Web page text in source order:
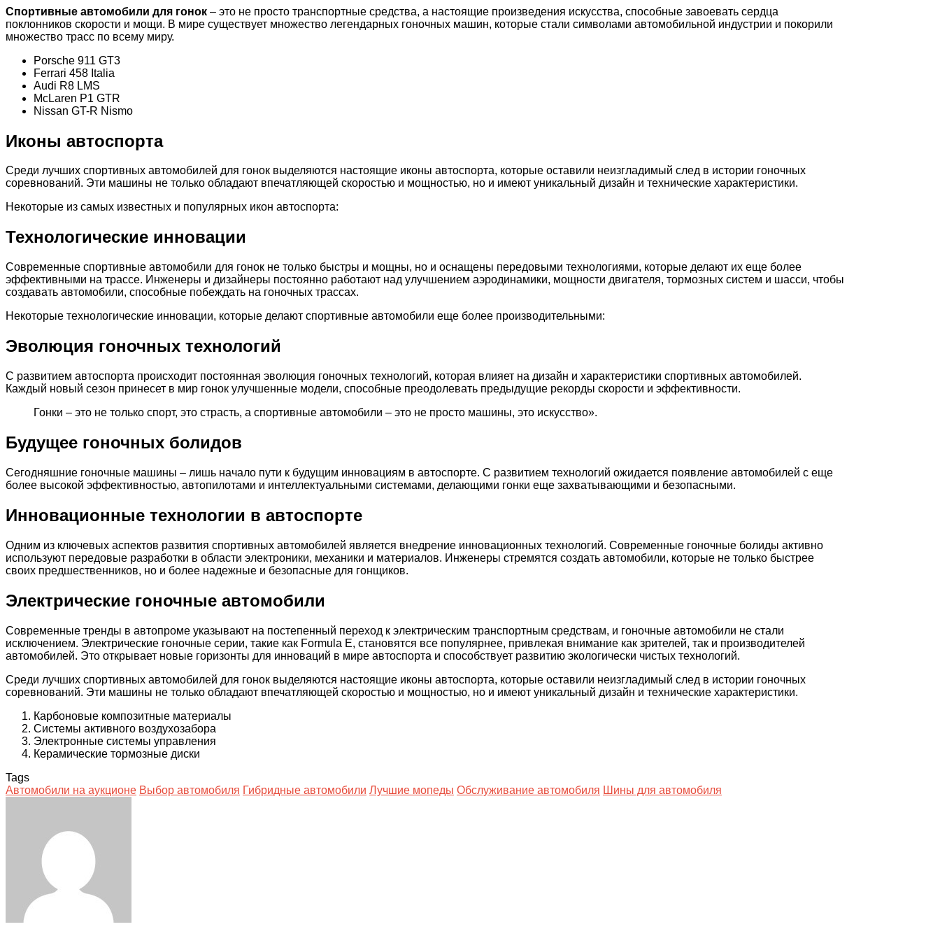
Спортивные автомобили для гонок – это не просто транспортные средства, а настоящие произведения искусства, способные завоевать сердца
поклонников скорости и мощи. В мире существует множество легендарных гоночных машин, которые стали символами автомобильной индустрии и покорили
множество трасс по всему миру.
Porsche 911 GT3
Ferrari 458 Italia
Audi R8 LMS
McLaren P1 GTR
Nissan GT-R Nismo
Иконы автоспорта
Среди лучших спортивных автомобилей для гонок выделяются настоящие иконы автоспорта, которые оставили неизгладимый след в истории гоночных
соревнований. Эти машины не только обладают впечатляющей скоростью и мощностью, но и имеют уникальный дизайн и технические характеристики.
Некоторые из самых известных и популярных икон автоспорта:
Технологические инновации
Современные спортивные автомобили для гонок не только быстры и мощны, но и оснащены передовыми технологиями, которые делают их еще более
эффективными на трассе. Инженеры и дизайнеры постоянно работают над улучшением аэродинамики, мощности двигателя, тормозных систем и шасси, чтобы
создавать автомобили, способные побеждать на гоночных трассах.
Некоторые технологические инновации, которые делают спортивные автомобили еще более производительными:
Эволюция гоночных технологий
С развитием автоспорта происходит постоянная эволюция гоночных технологий, которая влияет на дизайн и характеристики спортивных автомобилей.
Каждый новый сезон принесет в мир гонок улучшенные модели, способные преодолевать предыдущие рекорды скорости и эффективности.
Гонки – это не только спорт, это страсть, а спортивные автомобили – это не просто машины, это искусство».
Будущее гоночных болидов
Сегодняшние гоночные машины – лишь начало пути к будущим инновациям в автоспорте. С развитием технологий ожидается появление автомобилей с еще
более высокой эффективностью, автопилотами и интеллектуальными системами, делающими гонки еще захватывающими и безопасными.
Инновационные технологии в автоспорте
Одним из ключевых аспектов развития спортивных автомобилей является внедрение инновационных технологий. Современные гоночные болиды активно
используют передовые разработки в области электроники, механики и материалов. Инженеры стремятся создать автомобили, которые не только быстрее
своих предшественников, но и более надежные и безопасные для гонщиков.
Электрические гоночные автомобили
Современные тренды в автопроме указывают на постепенный переход к электрическим транспортным средствам, и гоночные автомобили не стали
исключением. Электрические гоночные серии, такие как Formula E, становятся все популярнее, привлекая внимание как зрителей, так и производителей
автомобилей. Это открывает новые горизонты для инноваций в мире автоспорта и способствует развитию экологически чистых технологий.
Среди лучших спортивных автомобилей для гонок выделяются настоящие иконы автоспорта, которые оставили неизгладимый след в истории гоночных
соревнований. Эти машины не только обладают впечатляющей скоростью и мощностью, но и имеют уникальный дизайн и технические характеристики.
Карбоновые композитные материалы
Системы активного воздухозабора
Электронные системы управления
Керамические тормозные диски
Tags
Автомобили на аукционе Выбор автомобиля Гибридные автомобили Лучшие мопеды Обслуживание автомобиля Шины для автомобиля